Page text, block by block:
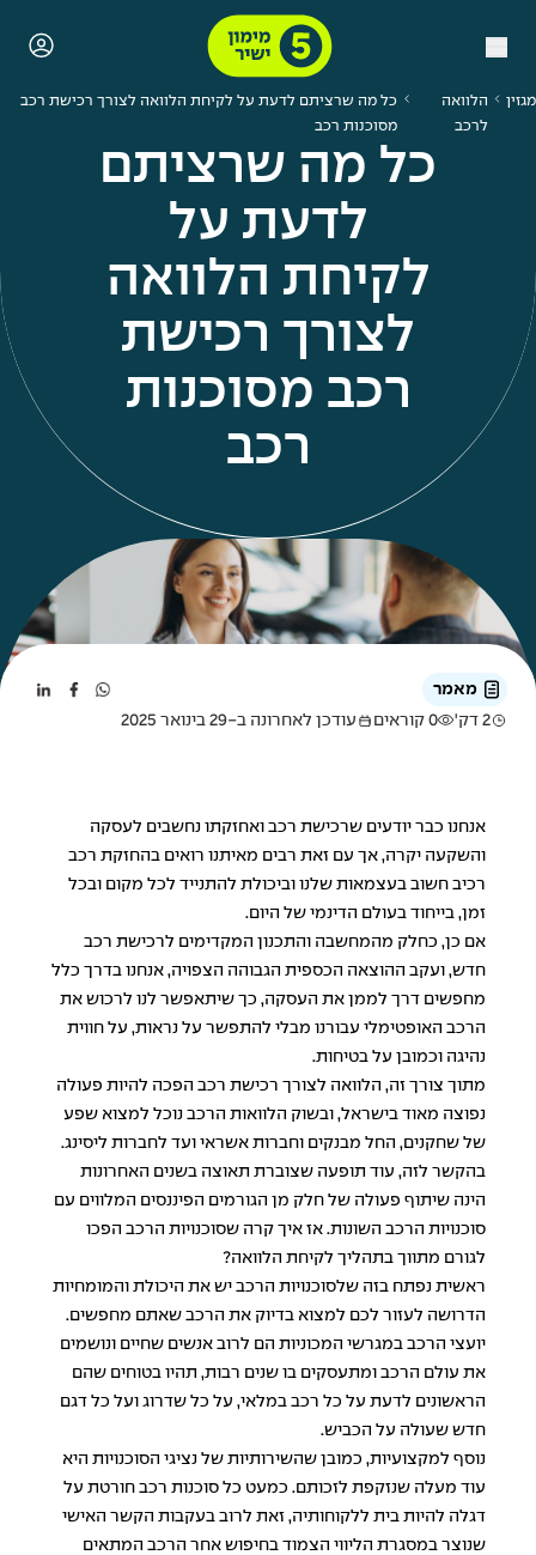
מגזין
הלוואה
לרכב
כל מה שרציתם לדעת על לקיחת הלוואה לצורך רכישת רכב
מסוכנות רכב
כל מה שרציתם
לדעת על
לקיחת הלוואה
לצורך רכישת
רכב מסוכנות
רכב
מאמר
2 דק'
0 קוראים עודכן לאחרונה ב-29 בינואר 2025
אנחנו כבר יודעים שרכישת רכב ואחזקתו נחשבים לעסקה
והשקעה יקרה, אך עם זאת רבים מאיתנו רואים בהחזקת רכב
רכיב חשוב בעצמאות שלנו וביכולת להתנייד לכל מקום ובכל
זמן, בייחוד בעולם הדינמי של היום.
אם כן, כחלק מהמחשבה והתכנון המקדימים לרכישת רכב
חדש, ועקב ההוצאה הכספית הגבוהה הצפויה, אנחנו בדרך כלל
מחפשים דרך לממן את העסקה, כך שיתאפשר לנו לרכוש את
הרכב האופטימלי עבורנו מבלי להתפשר על נראות, על חווית
נהיגה וכמובן על בטיחות.
מתוך צורך זה, הלוואה לצורך רכישת רכב הפכה להיות פעולה
נפוצה מאוד בישראל, ובשוק הלוואות הרכב נוכל למצוא שפע
של שחקנים, החל מבנקים וחברות אשראי ועד לחברות ליסינג.
בהקשר לזה, עוד תופעה שצוברת תאוצה בשנים האחרונות
הינה שיתוף פעולה של חלק מן הגורמים הפיננסים המלווים עם
סוכנויות הרכב השונות. אז איך קרה שסוכנויות הרכב הפכו
לגורם מתווך בתהליך לקיחת הלוואה?
ראשית נפתח בזה שלסוכנויות הרכב יש את היכולת והמומחיות
הדרושה לעזור לכם למצוא בדיוק את הרכב שאתם מחפשים.
יועצי הרכב במגרשי המכוניות הם לרוב אנשים שחיים ונושמים
את עולם הרכב ומתעסקים בו שנים רבות, תהיו בטוחים שהם
הראשונים לדעת על כל רכב במלאי, על כל שדרוג ועל כל דגם
חדש שעולה על הכביש.
נוסף למקצועיות, כמובן שהשירותיות של נציגי הסוכנויות היא
עוד מעלה שנזקפת לזכותם. כמעט כל סוכנות רכב חורטת על
דגלה להיות בית ללקוחותיה, זאת לרוב בעקבות הקשר האישי
שנוצר במסגרת הליווי הצמוד בחיפוש אחר הרכב המתאים